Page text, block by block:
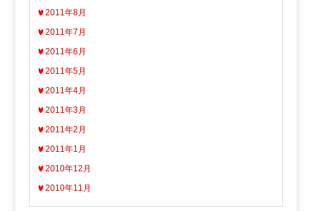
2011年8月
2011年7月
2011年6月
2011年5月
2011年4月
2011年3月
2011年2月
2011年1月
2010年12月
2010年11月